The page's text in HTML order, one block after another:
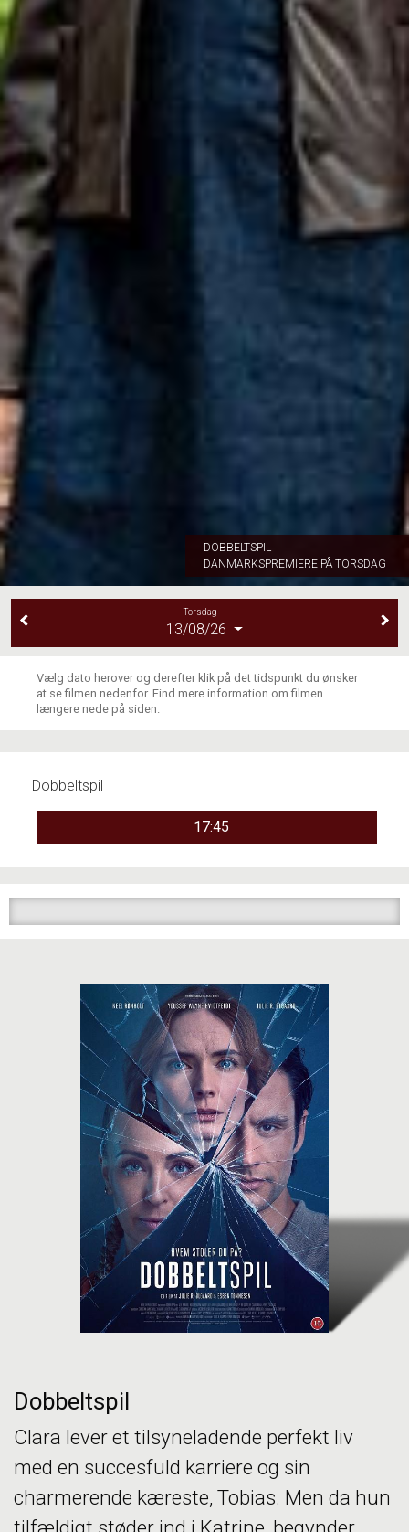
DOBBELTSPIL
DANMARKSPREMIERE PÅ TORSDAG
Torsdag
13/08/26
Vælg dato herover og derefter klik på det tidspunkt du ønsker
at se filmen nedenfor. Find mere information om filmen
længere nede på siden.
Dobbeltspil
17:45
Dobbeltspil
Clara lever et tilsyneladende perfekt liv
med en succesfuld karriere og sin
charmerende kæreste, Tobias. Men da hun
tilfældigt støder ind i Katrine, begynder